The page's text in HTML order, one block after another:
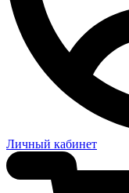
Личный кабинет